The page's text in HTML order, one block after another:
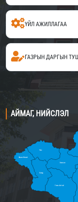
ҮЙЛ АЖИЛЛАГАА
ГАЗРЫН ДАРГЫН
АЙМАГ, НИЙСЛЭЛ
Баян-Өлгий
Ховд
Говь-Алтай
Увс
Завхан